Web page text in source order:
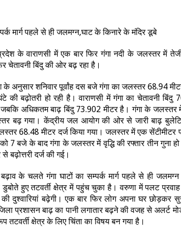
मार्ग पहले से ही जलमग्न,घाट के किनारे के मंदिर डूबे
के वाराणसी में एक बार फिर गंगा नदी के जलस्तर में
चेतावनी बिंदु की ओर बढ़ रहा है।
अनुसार शनिवार पूर्वांह दस बजे गंगा का जलस्तर 68.94
की बढ़ोतरी हो रही है। वाराणसी में गंगा का चेतावनी
अधिकतम बाढ़ बिंदु 73.902 मीटर है। गंगा के जलस्तर
बढ़ गया। केंद्रीय जल आयोग की ओर से जारी बाढ़
68.48 मीटर दर्ज किया गया। जलस्तर में एक सेंटीमीटर
7 बजे के बाद गंगा के जलस्तर में वृद्धि की रफ्तार तीन गुना
बढ़ोत्तरी दर्ज की गई।
के चलते गंगा घाटों का सम्पर्क मार्ग पहले से ही
डुबोते हुए तटवर्ती क्षेत्र में पहुंच चुका है। वरुणा में पलट
दुश्‍वार‍ियां बढ़ेगी। एक बार फिर लोग अपना घर छोड़कर
प्रशासन बाढ़ का पानी लगातार बढ़ने की वजह से अलर्ट
तटवर्ती क्षेत्र के लिए चिंता का विषय बन गया है।